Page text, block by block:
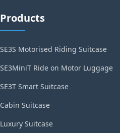
Products
SE3S Motorised Riding Suitcase
SE3MiniT Ride on Motor Luggage
SE3T Smart Suitcase
Cabin Suitcase
Luxury Suitcase